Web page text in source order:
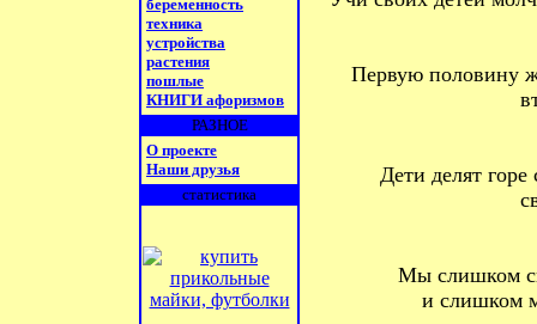
беременность
техника
устройства
растения
пошлые
КНИГИ афоризмов
РАЗНОЕ
О проекте
Наши друзья
статистика
Первую половину
Дети делят горе
Мы слишком
и слишком